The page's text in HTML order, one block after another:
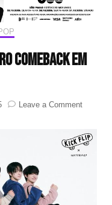
comeback em
Leave a Commenton
seu